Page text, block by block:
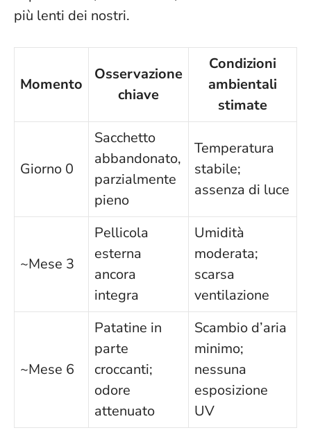
più lenti dei nostri.
Momento
Osservazione
chiave
Condizioni
ambientali
stimate
Giorno 0
Sacchetto
abbandonato,
parzialmente
pieno
Temperatura
stabile;
assenza di luce
~Mese 3
Pellicola
esterna
ancora
integra
Umidità
moderata;
scarsa
ventilazione
~Mese 6
Patatine in
parte
croccanti;
odore
attenuato
Scambio d’aria
minimo;
nessuna
esposizione
UV